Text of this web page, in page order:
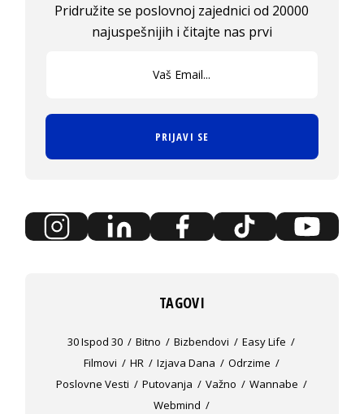
Pridružite se poslovnoj zajednici od 20000
najuspešnijih i čitajte nas prvi
PRIJAVI SE
TAGOVI
30 Ispod 30 Bitno Bizbendovi
Easy Life
Filmovi
HR Izjava Dana
Odrzime
Poslovne Vesti
Putovanja Važno
Wannabe
Webmind